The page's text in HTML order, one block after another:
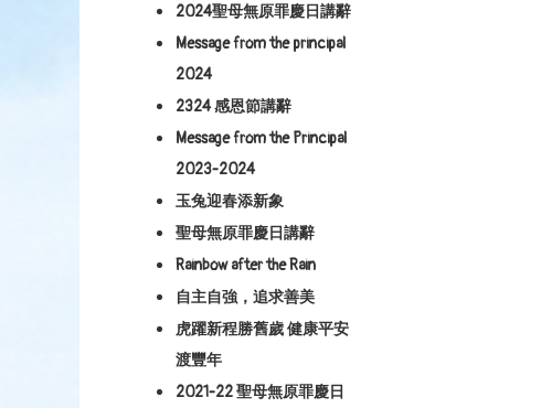
2024聖母無原罪慶日講辭
Message from the principal
2024
2324 感恩節講辭
Message from the Principal
2023-2024
玉兔迎春添新象
聖母無原罪慶日講辭
Rainbow after the Rain
自主自強，追求善美
虎躍新程勝舊歲 健康平安
渡豐年
2021-22 聖母無原罪慶日